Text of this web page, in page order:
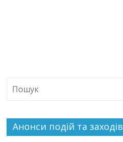
Анонси подій та заходів